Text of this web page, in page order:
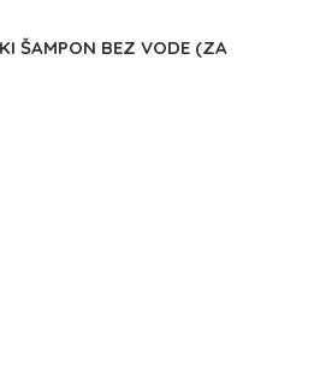
ŠAMPON BEZ VODE (ZA